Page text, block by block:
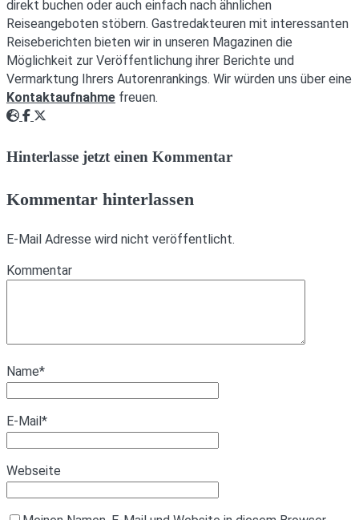
direkt buchen oder auch einfach nach ähnlichen
Reiseangeboten stöbern. Gastredakteuren mit interessanten
Reiseberichten bieten wir in unseren Magazinen die
Möglichkeit zur Veröffentlichung ihrer Berichte und
Vermarktung Ihrers Autorenrankings. Wir würden uns über eine
Kontaktaufnahme freuen.
Webseite
Facebook
Hinterlasse jetzt einen Kommentar
Kommentar hinterlassen
E-Mail Adresse wird nicht veröffentlicht.
Kommentar
Name*
E-Mail*
Webseite